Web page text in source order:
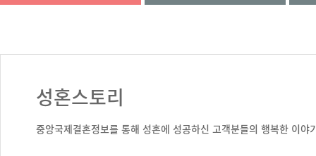
성혼스토리
중앙국제결혼정보를 통해 성혼에 성공하신 고객분들의 행복한 이야